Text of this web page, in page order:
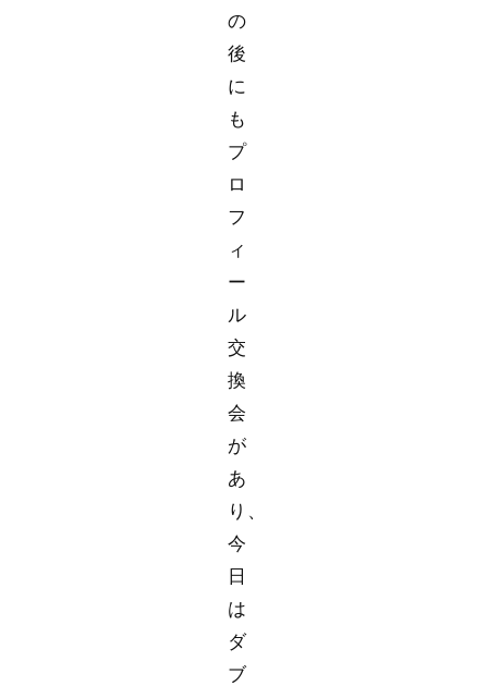
の
後
に
も
プ
ロ
フ
ィ
ー
ル
交
換
会
が
あ
り、
今
日
は
ダ
ブ